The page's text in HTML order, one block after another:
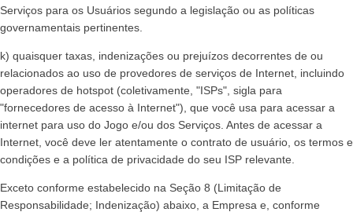
Serviços para os Usuários segundo a legislação ou as políticas
governamentais pertinentes.
k) quaisquer taxas, indenizações ou prejuízos decorrentes de ou
relacionados ao uso de provedores de serviços de Internet, incluindo
operadores de hotspot (coletivamente, "ISPs", sigla para
"fornecedores de acesso à Internet"), que você usa para acessar a
internet para uso do Jogo e/ou dos Serviços. Antes de acessar a
Internet, você deve ler atentamente o contrato de usuário, os termos e
condições e a política de privacidade do seu ISP relevante.
Exceto conforme estabelecido na Seção 8 (Limitação de
Responsabilidade; Indenização) abaixo, a Empresa e, conforme